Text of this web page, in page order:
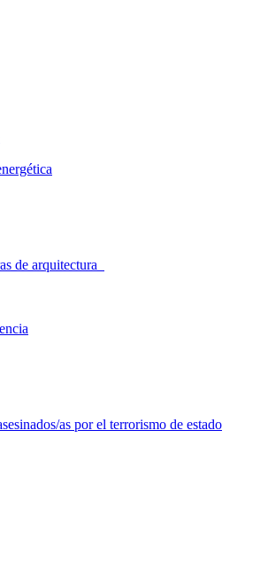
de arquitectura
as por el terrorismo de estado